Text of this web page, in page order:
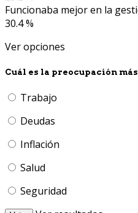
Funcionaba mejor en la
30.4 %
Ver opciones
Cuál es la preocupación
Trabajo
Deudas
Inflación
Salud
Seguridad